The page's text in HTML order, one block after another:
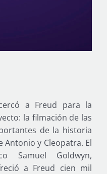
a Freud para la
la filmación de las
de la historia
y Cleopatra. El
Samuel Goldwyn,
a Freud cien mil